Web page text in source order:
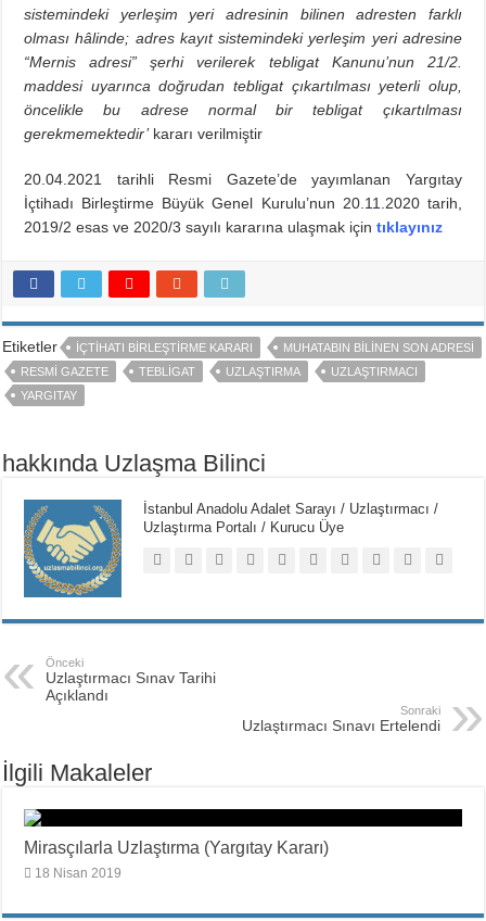
sistemindeki yerleşim yeri adresinin bilinen adresten farklı
olması hâlinde; adres kayıt sistemindeki yerleşim yeri adresine
“Mernis adresi” şerhi verilerek tebligat Kanunu’nun 21/2.
maddesi uyarınca doğrudan tebligat çıkartılması yeterli olup,
öncelikle bu adrese normal bir tebligat çıkartılması
gerekmemektedir’kararı verilmiştir
20.04.2021 tarihli Resmi Gazete’de yayımlanan Yargıtay
İçtihadı Birleştirme Büyük Genel Kurulu’nun 20.11.2020 tarih,
2019/2 esas ve 2020/3 sayılı kararına ulaşmak için tıklayınız
Etiketler IÇTIHATI BIRLEŞTIRME KARARI
MUHATABIN BILINEN SON ADRESI
RESMI GAZETE
TEBLIGAT UZLAŞTIRMA
UZLAŞTIRMACI
YARGITAY
hakkında Uzlaşma Bilinci
İstanbul Anadolu Adalet Sarayı / Uzlaştırmacı /
Uzlaştırma Portalı / Kurucu Üye
Önceki
Uzlaştırmacı Sınav Tarihi
Açıklandı
Sonraki
Uzlaştırmacı Sınavı Ertelendi
İlgili Makaleler
Mirasçılarla Uzlaştırma (Yargıtay Kararı)
18 Nisan 2019